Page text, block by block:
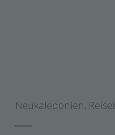
Neukaledonien,